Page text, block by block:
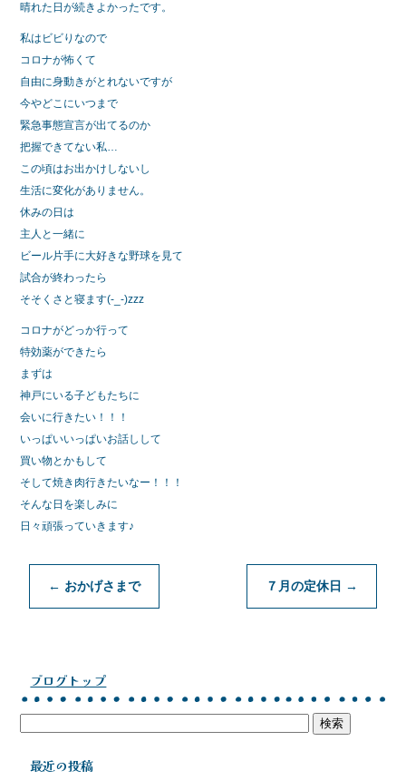
晴れた日が続きよかったです。
私はビビりなので
コロナが怖くて
自由に身動きがとれないですが
今やどこにいつまで
緊急事態宣言が出てるのか
把握できてない私…
この頃はお出かけしないし
生活に変化がありません。
休みの日は
主人と一緒に
ビール片手に大好きな野球を見て
試合が終わったら
そそくさと寝ます(-_-)zzz
コロナがどっか行って
特効薬ができたら
まずは
神戸にいる子どもたちに
会いに行きたい！！！
いっぱいいっぱいお話しして
買い物とかもして
そして焼き肉行きたいなー！！！
そんな日を楽しみに
日々頑張っていきます♪
← おかげさまで ７月の定休日 →
ブログトップ
最近の投稿